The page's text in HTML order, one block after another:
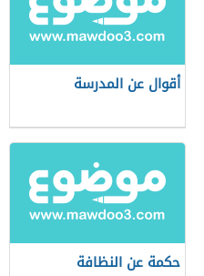
أقوال عن المدرسة
حكمة عن النظافة